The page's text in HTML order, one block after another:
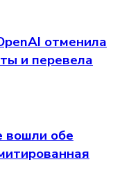
отменила
и перевела
вошли обе